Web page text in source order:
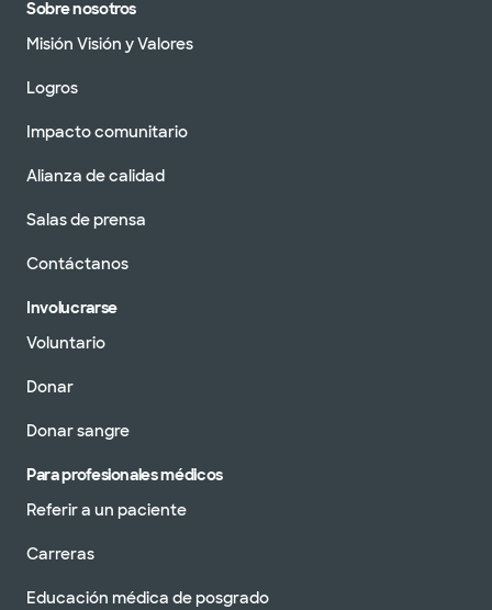
Sobre nosotros
Misión Visión y Valores
Logros
Impacto comunitario
Alianza de calidad
Salas de prensa
Contáctanos
Involucrarse
Voluntario
Donar
Donar sangre
Para profesionales médicos
Referir a un paciente
Carreras
Educación médica de posgrado